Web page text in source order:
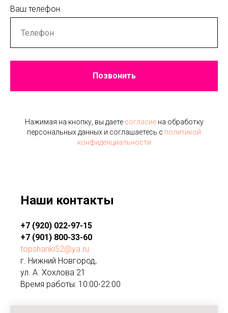
Ваш телефон
Позвонить
Нажимая на кнопку, вы даете согласиена обработку
персональных данных и соглашаетесь c политикой
конфиденциальности
Наши контакты
+7 (920) 022-97-15
+7 (901) 800-33-60
topshariki52@ya.ru
г. Нижний Новгород,
ул. А. Хохлова 21
Время работы: 10:00-22:00